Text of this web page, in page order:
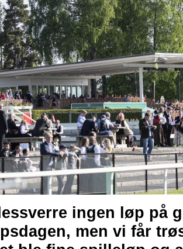
ingen løp på
men vi får